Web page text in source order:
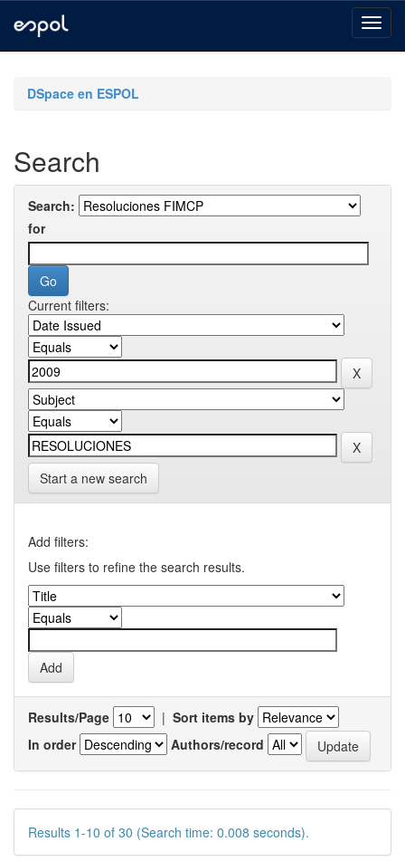
navigationDSpace en ESPOL
Search
Search:
for
Current filters:
Start a new search
Add filters:
Use filters to refine the search results.
Results/Page | Sort items by
In order
Authors/record
Results 1-10 of 30 (Search time: 0.008 seconds).